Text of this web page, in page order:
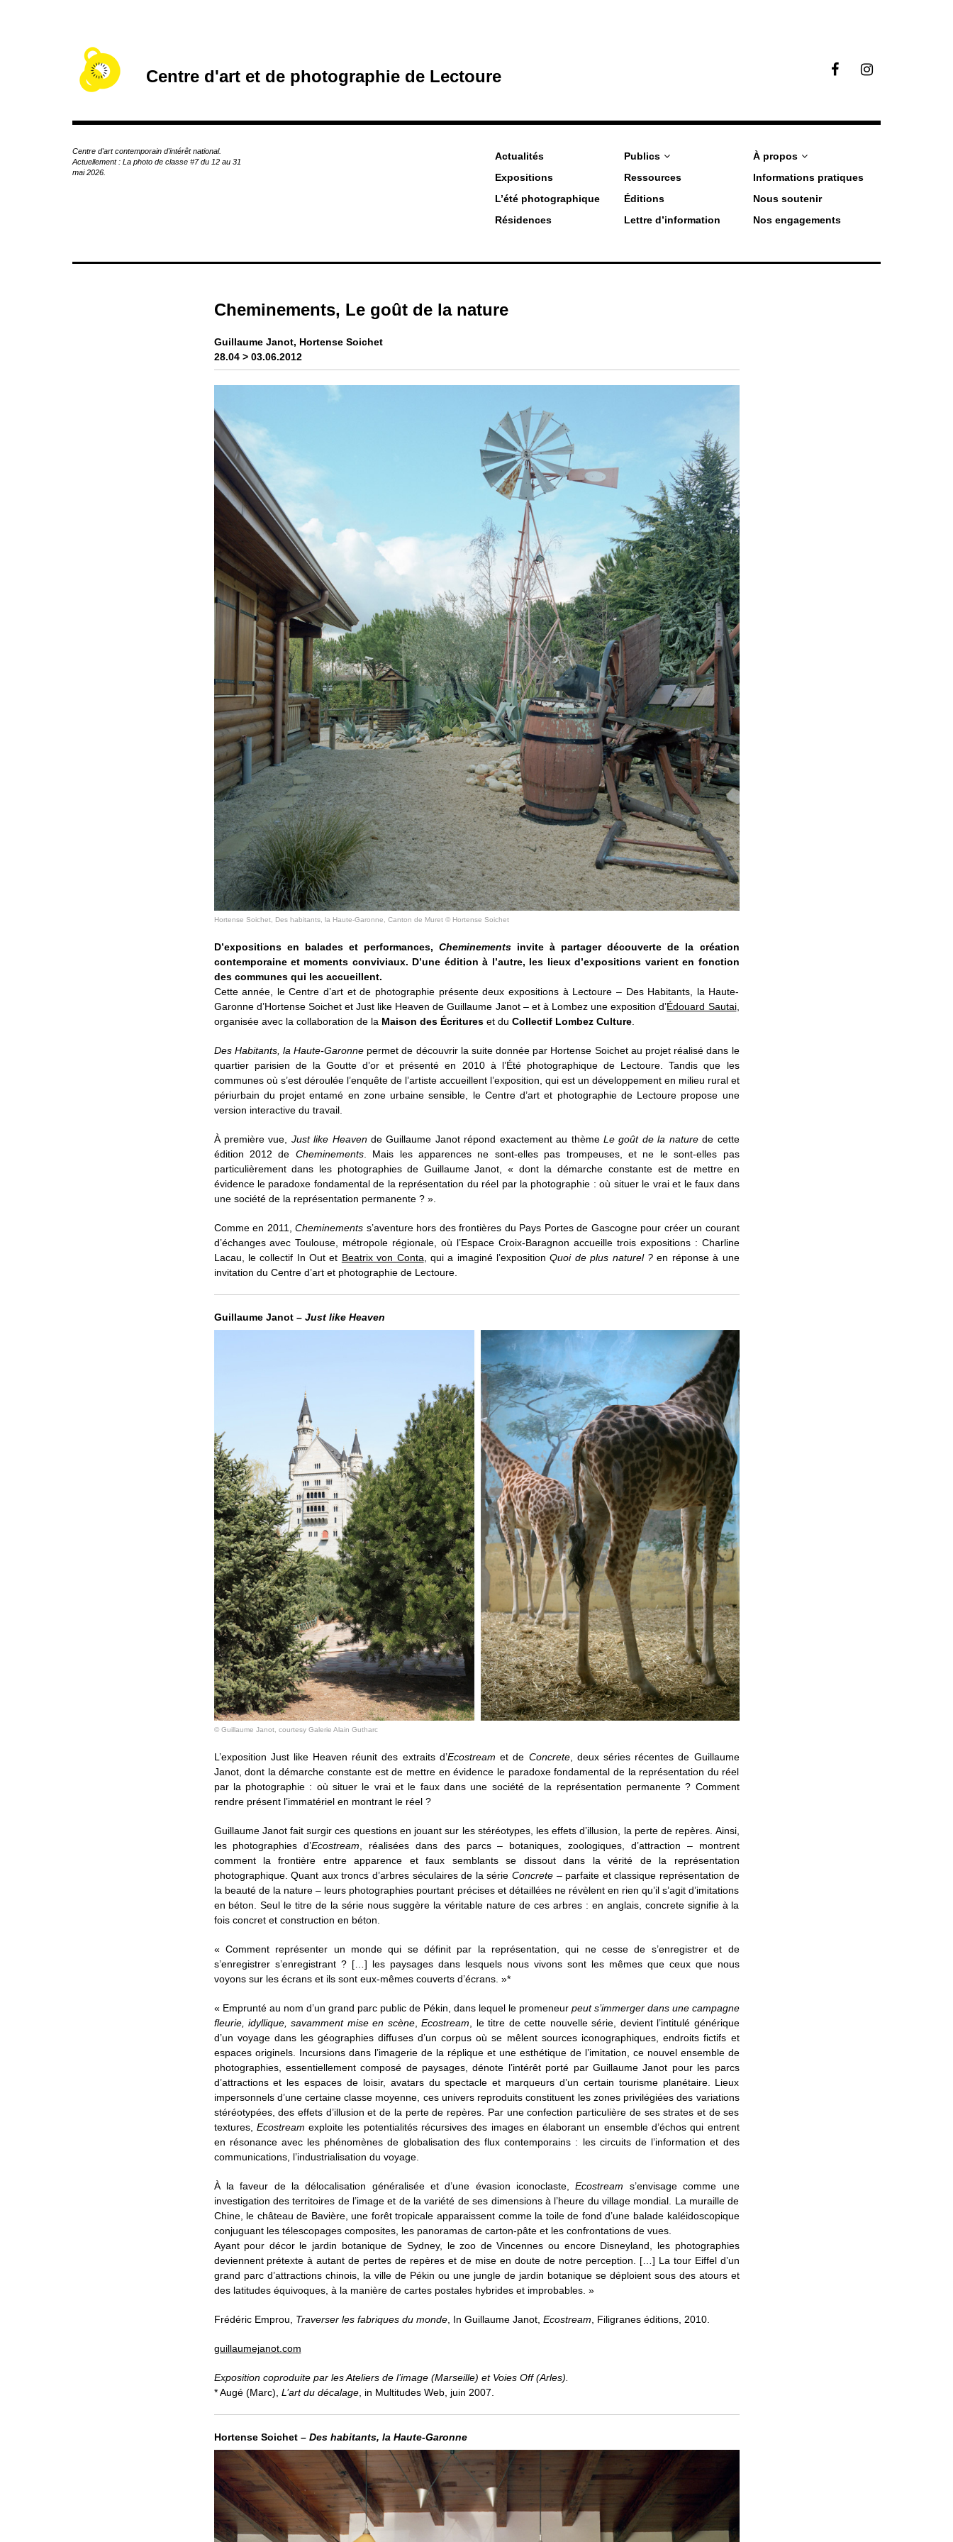
Centre d'art et de photographie de Lectoure
b
a
Centre d'art contemporain d'intérêt national.
Actuellement : La photo de classe #7 du 12 au 31
mai 2026.
Actualités
Expositions
L’été photographique
Résidences
Publics
Ressources
Éditions
Lettre d’information
À propos
Informations pratiques
Nous soutenir
Nos engagements
Cheminements, Le goût de la nature
Guillaume Janot, Hortense Soichet
28.04 > 03.06.2012
Hortense Soichet, Des habitants, la Haute-Garonne, Canton de Muret © Hortense Soichet
D’expositions en balades et performances, Cheminementsinvite à partager découverte de la création
contemporaine et moments conviviaux. D’une édition à l’autre, les lieux d’expositions varient en fonction
des communes qui les accueillent.
Cette année, le Centre d’art et de photographie présente deux expositions à Lectoure – Des Habitants, la Haute-
Garonne d’Hortense Soichet et Just like Heaven de Guillaume Janot – et à Lombez une exposition d’Édouard Sautai,
organisée avec la collaboration de la Maison des Écritureset du Collectif Lombez Culture.
Des Habitants, la Haute-Garonne permet de découvrir la suite donnée par Hortense Soichet au projet réalisé dans le
quartier parisien de la Goutte d’or et présenté en 2010 à l’Été photographique de Lectoure. Tandis que les
communes où s’est déroulée l’enquête de l’artiste accueillent l’exposition, qui est un développement en milieu rural et
périurbain du projet entamé en zone urbaine sensible, le Centre d’art et photographie de Lectoure propose une
version interactive du travail.
À première vue, Just like Heavende Guillaume Janot répond exactement au thème Le goût de la naturede cette
édition 2012 de Cheminements. Mais les apparences ne sont-elles pas trompeuses, et ne le sont-elles pas
particulièrement dans les photographies de Guillaume Janot, « dont la démarche constante est de mettre en
évidence le paradoxe fondamental de la représentation du réel par la photographie : où situer le vrai et le faux dans
une société de la représentation permanente ? ».
Comme en 2011, Cheminements s’aventure hors des frontières du Pays Portes de Gascogne pour créer un courant
d’échanges avec Toulouse, métropole régionale, où l’Espace Croix-Baragnon accueille trois expositions : Charline
Lacau, le collectif In Out et Beatrix von Conta , qui a imaginé l’expositionQuoi de plus naturel ? en réponse à une
invitation du Centre d’art et photographie de Lectoure.
Guillaume Janot –Just like Heaven
© Guillaume Janot, courtesy Galerie Alain Gutharc
L’exposition Just like Heaven réunit des extraits d’Ecostream et de Concrete, deux séries récentes de Guillaume
Janot, dont la démarche constante est de mettre en évidence le paradoxe fondamental de la représentation du réel
par la photographie : où situer le vrai et le faux dans une société de la représentation permanente ? Comment
rendre présent l’immatériel en montrant le réel ?
Guillaume Janot fait surgir ces questions en jouant sur les stéréotypes, les effets d’illusion, la perte de repères. Ainsi,
les photographies d’Ecostream , réalisées dans des parcs – botaniques, zoologiques, d’attraction – montrent
comment la frontière entre apparence et faux semblants se dissout dans la vérité de la représentation
photographique. Quant aux troncs d’arbres séculaires de la série Concrete– parfaite et classique représentation de
la beauté de la nature – leurs photographies pourtant précises et détaillées ne révèlent en rien qu’il s’agit d’imitations
en béton. Seul le titre de la série nous suggère la véritable nature de ces arbres : en anglais, concrete signifie à la
fois concret et construction en béton.
« Comment représenter un monde qui se définit par la représentation, qui ne cesse de s’enregistrer et de
s’enregistrer s’enregistrant ? […] les paysages dans lesquels nous vivons sont les mêmes que ceux que nous
voyons sur les écrans et ils sont eux-mêmes couverts d’écrans. »*
« Emprunté au nom d’un grand parc public de Pékin, dans lequel le promeneur peut s’immerger dans une campagne
fleurie, idyllique, savamment mise en scène,Ecostream , le titre de cette nouvelle série, devient l’intitulé générique
d’un voyage dans les géographies diffuses d’un corpus où se mêlent sources iconographiques, endroits fictifs et
espaces originels. Incursions dans l’imagerie de la réplique et une esthétique de l’imitation, ce nouvel ensemble de
photographies, essentiellement composé de paysages, dénote l’intérêt porté par Guillaume Janot pour les parcs
d’attractions et les espaces de loisir, avatars du spectacle et marqueurs d’un certain tourisme planétaire. Lieux
impersonnels d’une certaine classe moyenne, ces univers reproduits constituent les zones privilégiées des variations
stéréotypées, des effets d’illusion et de la perte de repères. Par une confection particulière de ses strates et de ses
textures, Ecostream exploite les potentialités récursives des images en élaborant un ensemble d’échos qui entrent
en résonance avec les phénomènes de globalisation des flux contemporains : les circuits de l’information et des
communications, l’industrialisation du voyage.
À la faveur de la délocalisation généralisée et d’une évasion iconoclaste,Ecostream s’envisage comme une
investigation des territoires de l’image et de la variété de ses dimensions à l’heure du village mondial. La muraille de
Chine, le château de Bavière, une forêt tropicale apparaissent comme la toile de fond d’une balade kaléidoscopique
conjuguant les télescopages composites, les panoramas de carton-pâte et les confrontations de vues.
Ayant pour décor le jardin botanique de Sydney, le zoo de Vincennes ou encore Disneyland, les photographies
deviennent prétexte à autant de pertes de repères et de mise en doute de notre perception. […] La tour Eiffel d’un
grand parc d’attractions chinois, la ville de Pékin ou une jungle de jardin botanique se déploient sous des atours et
des latitudes équivoques, à la manière de cartes postales hybrides et improbables. »
Frédéric Emprou, Traverser les fabriques du monde, In Guillaume Janot, Ecostream , Filigranes éditions, 2010.
guillaumejanot.com
Exposition coproduite par les Ateliers de l’image (Marseille) et Voies Off (Arles).
* Augé (Marc), L’art du décalage, in Multitudes Web, juin 2007.
Hortense Soichet – Des habitants, la Haute-Garonne